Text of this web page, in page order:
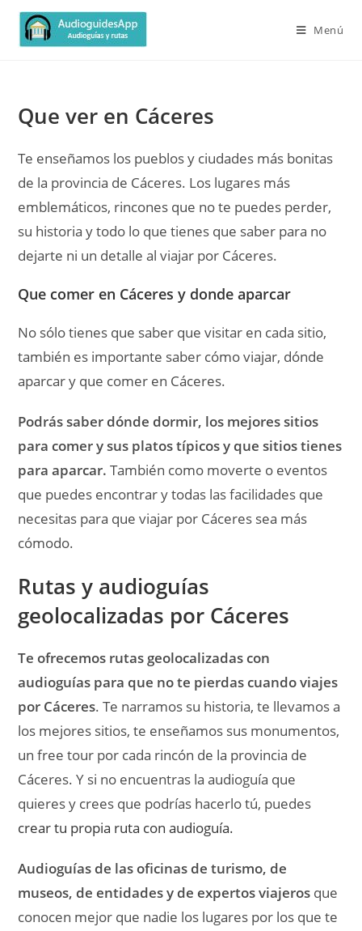
Menú
Que ver en Cáceres
Te enseñamos los pueblos y ciudades más bonitas
de la provincia de Cáceres. Los lugares más
emblemáticos, rincones que no te puedes perder,
su historia y todo lo que tienes que saber para no
dejarte ni un detalle al viajar por Cáceres.
Que comer en Cáceres y donde aparcar
No sólo tienes que saber que visitar en cada sitio,
también es importante saber cómo viajar, dónde
aparcar y que comer en Cáceres.
Podrás saber dónde dormir, los mejores sitios
para comer y sus platos típicos y que sitios tienes
para aparcar. También como moverte o eventos
que puedes encontrar y todas las facilidades que
necesitas para que viajar por Cáceres sea más
cómodo.
Rutas y audioguías
geolocalizadas por Cáceres
Te ofrecemos rutas geolocalizadas con
audioguías para que no te pierdas cuando viajes
por Cáceres. Te narramos su historia, te llevamos a
los mejores sitios, te enseñamos sus monumentos,
un free tour por cada rincón de la provincia de
Cáceres. Y si no encuentras la audioguía que
quieres y crees que podrías hacerlo tú, puedes
crear tu propia ruta con audioguía.
Audioguías de las oficinas de turismo, de
museos, de entidades y de expertos viajeros que
conocen mejor que nadie los lugares por los que te